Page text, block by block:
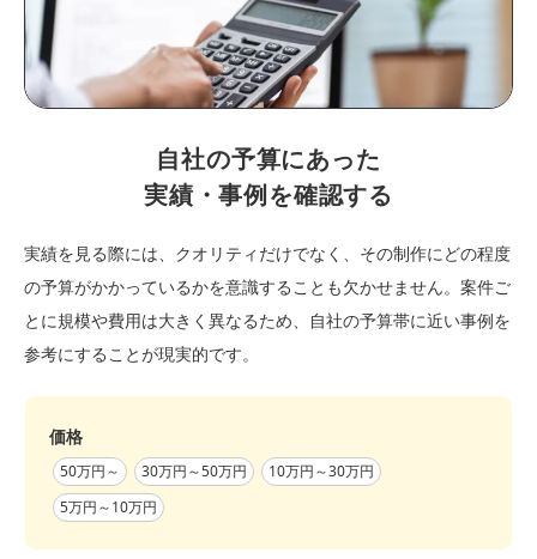
自社の予算にあった
実績・事例を確認する
実績を見る際には、クオリティだけでなく、その制作にどの程度
の予算がかかっているかを意識することも欠かせません。案件ご
とに規模や費用は大きく異なるため、自社の予算帯に近い事例を
参考にすることが現実的です。
価格
50万円～ 30万円～50万円
10万円～30万円
5万円～10万円